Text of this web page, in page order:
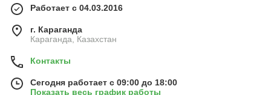
Работает с 04.03.2016
г. Караганда
Караганда, Казахстан
Контакты
Сегодня работает с 09:00 до 18:00
Показать весь график работы